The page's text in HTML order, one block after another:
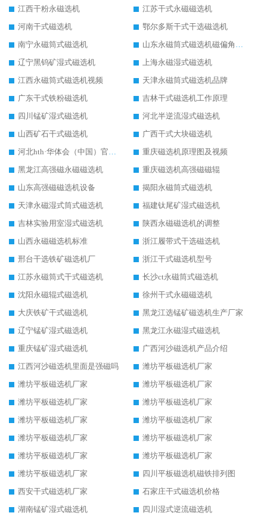
江西干粉永磁选机
江苏干式永磁磁选机
河南干式磁选机
鄂尔多斯干式干选磁选机
南宁永磁筒式磁选机
山东永磁筒式磁选机磁偏角怎么调整
辽宁黑钨矿湿式磁选机
上海永磁湿式磁选机
江西永磁筒式磁选机视频
天津永磁筒式磁选机品牌
广东干式铁粉磁选机
吉林干式磁选机工作原理
四川锰矿湿式磁选机
河北半逆流湿式磁选机
山西矿石干式磁选机
广西干式大块磁选机
河北hth·华体会（中国）官方网站-hth.com 工作视频
重庆磁选机原理图及视频
黑龙江高强磁永磁磁选机
重庆磁选机高强磁磁辊
山东高强磁磁选机设备
揭阳永磁筒式磁选机
天津永磁湿式筒式磁选机
福建钛尾矿湿式磁选机
吉林实验用室湿式磁选机
陕西永磁磁选机的调整
山西永磁磁选机标准
浙江履带式干选磁选机
邢台干选铁矿磁选机厂
浙江干式磁选机型号
江苏永磁筒式干式磁选机
长沙ct永磁筒式磁选机
沈阳永磁辊式磁选机
徐州干式永磁磁选机
大庆铁矿干式磁选机
黑龙江选锰矿磁选机生产厂家
辽宁锰矿湿式磁选机
黑龙江永磁湿式磁选机
重庆锰矿湿式磁选机
广西河沙磁选机产品介绍
江西河沙磁选机里面是强磁吗
潍坊平板磁选机厂家
潍坊平板磁选机厂家
潍坊平板磁选机厂家
潍坊平板磁选机厂家
潍坊平板磁选机厂家
潍坊平板磁选机厂家
潍坊平板磁选机厂家
潍坊平板磁选机厂家
潍坊平板磁选机厂家
潍坊平板磁选机厂家
潍坊平板磁选机厂家
潍坊平板磁选机厂家
四川平板磁选机磁铁排列图
西安干式磁选机厂家
石家庄干式磁选机价格
湖南锰矿湿式磁选机
四川湿式逆流磁选机